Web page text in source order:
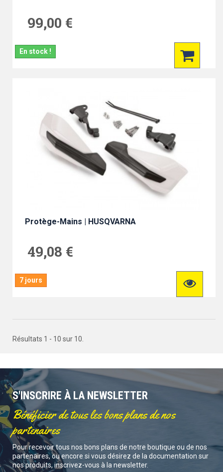
99,00 €
En stock !
Protège-Mains | HUSQVARNA
49,08 €
7 jours
Résultats 1 - 10 sur 10.
S'INSCRIRE À LA NEWSLETTER
Bénéficier de tous les bons plans de nos
partenaires
Pour recevoir tous nos bons plans de notre boutique ou de nos
partenaires, ou encore si vous désirez de la documentation sur
nos produits, inscrivez-vous à la newsletter.